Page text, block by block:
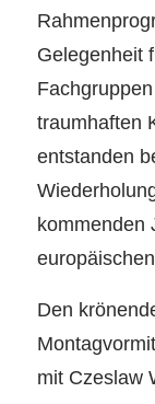
Gelegenheit
traumhaften
entstanden
kommenden
Den
mit Czeslaw